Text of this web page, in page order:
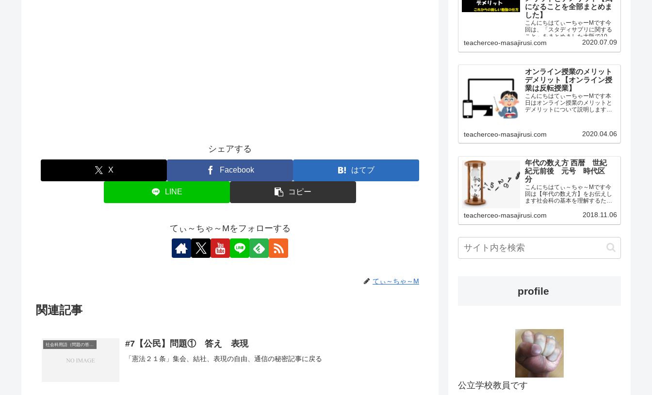
シェアする
X Facebook はてブ
LINE コピー
てぃ～ちゃ～Mをフォローする
てぃ～ちゃ～M
関連記事
#7【公民】問題① 答え 表現
「憲法２１条」集会、結社、表現の自由、通信の秘密記事に戻る
になることを全部まとめま
した】
こんにちはてぃーちゃーMです今
回は、「スタディサプリに関する
こと」をまとめました大阪で10年
間公立学校の社会科の教師として
経験したというプロの観点から
「スタディサプリ」を紹介します
「…
teacherceo-masajirusi.com 2020.07.09
オンライン授業のメリット
デメリット【オンライン授
業は反転授業】
こんにちはてぃーちゃーMです本
日はオンライン授業のメリットと
デメリットについて説明します私
の活用やこれからの日本における
学校教育が変化するだろ…
teacherceo-masajirusi.com 2020.04.06
年代の数え方 西暦 世紀
紀元前後 元号 時代区
分
こんにちはてぃ～ちゃ～Mです今
回は【年代の数え方】をお伝えし
ます社会科の基本を理解するため
聞かれたらいくつかの答え方があ
teacherceo-masajirusi.com 2018.11.06
profile
公立学校教員です